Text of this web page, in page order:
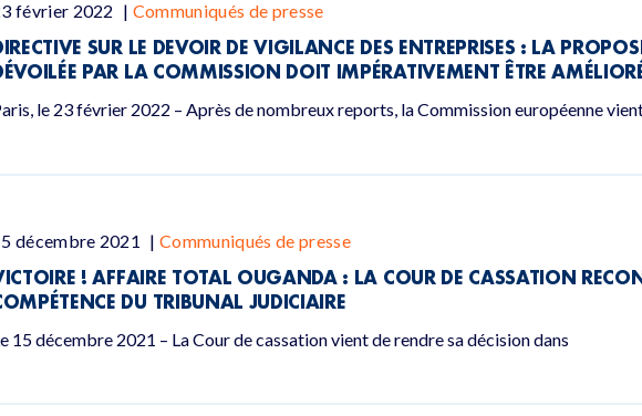
février 2022 | Communiqués de presse
SUR LE DEVOIR DE VIGILANCE DES ENTREPRISES : LA
PAR LA COMMISSION DOIT IMPÉRATIVEMENT ÊTRE
le 23 février 2022 – Après de nombreux reports, la Commission européenne
décembre 2021 | Communiqués de presse
! AFFAIRE TOTAL OUGANDA : LA COUR DE CASSATION
DU TRIBUNAL JUDICIAIRE
15 décembre 2021 – La Cour de cassation vient de rendre sa décision dans